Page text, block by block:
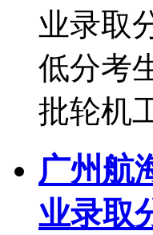
业录取
低分考
批轮机
广州航
业录取